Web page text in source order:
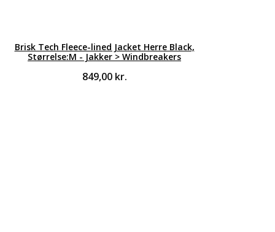
Brisk Tech Fleece-lined Jacket Herre Black,
Størrelse:M - Jakker > Windbreakers
849,00 kr.